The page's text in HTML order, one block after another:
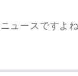
ュースですよ